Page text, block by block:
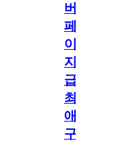
버
페
이
지
급!
최
애
구